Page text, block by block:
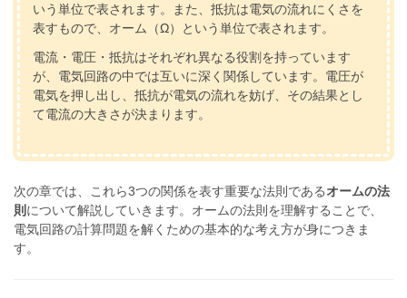
いう単位で表されます。また、抵抗は電気の流れにくさを
表すもので、オーム（Ω）という単位で表されます。
電流・電圧・抵抗はそれぞれ異なる役割を持っています
が、電気回路の中では互いに深く関係しています。電圧が
電気を押し出し、抵抗が電気の流れを妨げ、その結果とし
て電流の大きさが決まります。
次の章では、これら3つの関係を表す重要な法則であるオームの法
則 について解説していきます。オームの法則を理解することで、
電気回路の計算問題を解くための基本的な考え方が身につきま
す。